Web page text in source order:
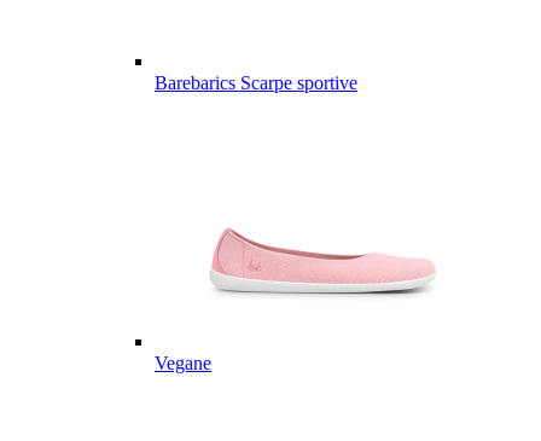
Barebarics Scarpe sportive
Vegane